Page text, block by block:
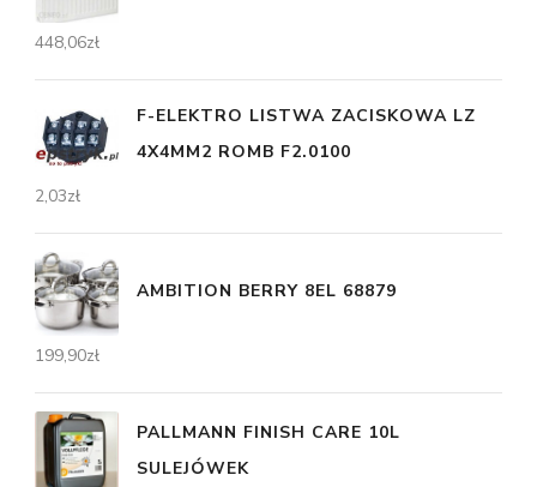
448,06zł
F-ELEKTRO LISTWA ZACISKOWA LZ
4X4MM2 ROMB F2.0100
2,03zł
AMBITION BERRY 8EL 68879
199,90zł
PALLMANN FINISH CARE 10L
SULEJÓWEK